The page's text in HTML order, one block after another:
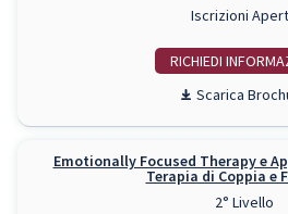
Iscrizioni
RICHIEDI INFO
Scarica
Emotionally Focused Therapy e
Terapia di Coppia e
2° Livello